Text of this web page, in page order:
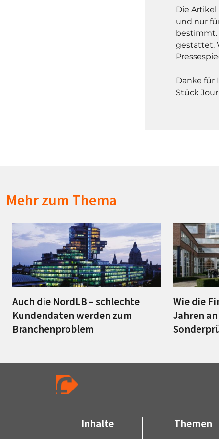
Die
und nur
bestimmt.
gestattet.
Danke für
Stück
Mehr zum Thema
Auch die NordLB – schlechte
Kundendaten werden zum
Branchenproblem
Wie die
Jahren
Inhalte Themen